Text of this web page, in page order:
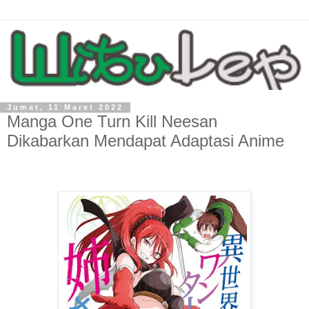
Jumat, 11 Maret 2022
Manga One Turn Kill Neesan
Dikabarkan Mendapat Adaptasi Anime